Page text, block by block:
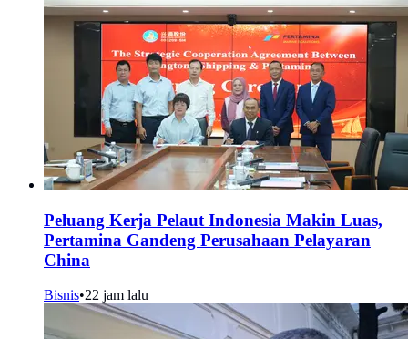
Peluang Kerja Pelaut Indonesia Makin Luas,
Pertamina Gandeng Perusahaan Pelayaran
China
Bisnis•22 jam lalu